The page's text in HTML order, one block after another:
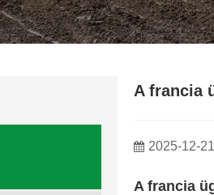
A francia
2025-12-21
A francia